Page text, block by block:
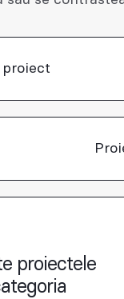
proiect
proiectele